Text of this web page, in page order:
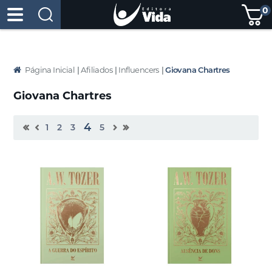
0
Página Inicial | Afiliados | Influencers | Giovana Chartres
Giovana Chartres
1 2 3 4 5